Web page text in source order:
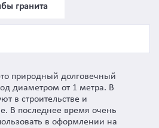
гранита
природный долговечный
диаметром от 1 метра. В
в строительстве и
В последнее время очень
в оформлении на